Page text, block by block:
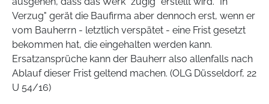
Verzug" gerät die Baufirma aber dennoch erst, wenn er
vom Bauherrn - letztlich verspätet - eine Frist gesetzt
bekommen hat, die eingehalten werden kann.
Ersatzansprüche kann der Bauherr also allenfalls nach
Ablauf dieser Frist geltend machen. (OLG Düsseldorf, 22
U 54/16)